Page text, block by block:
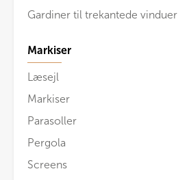
Gardiner til trekantede vinduer
Markiser
Læsejl
Markiser
Parasoller
Pergola
Screens